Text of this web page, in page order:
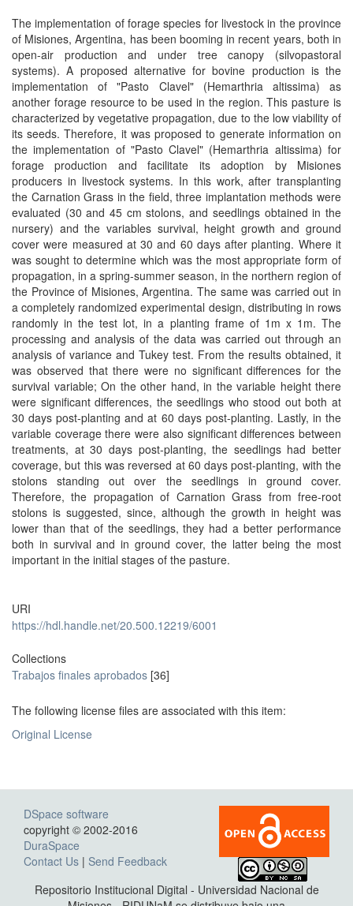
The implementation of forage species for livestock in the province
of Misiones, Argentina, has been booming in recent years, both in
open-air production and under tree canopy (silvopastoral
systems). A proposed alternative for bovine production is the
implementation of "Pasto Clavel" (Hemarthria altissima) as
another forage resource to be used in the region. This pasture is
characterized by vegetative propagation, due to the low viability of
its seeds. Therefore, it was proposed to generate information on
the implementation of "Pasto Clavel" (Hemarthria altissima) for
forage production and facilitate its adoption by Misiones
producers in livestock systems. In this work, after transplanting
the Carnation Grass in the field, three implantation methods were
evaluated (30 and 45 cm stolons, and seedlings obtained in the
nursery) and the variables survival, height growth and ground
cover were measured at 30 and 60 days after planting. Where it
was sought to determine which was the most appropriate form of
propagation, in a spring-summer season, in the northern region of
the Province of Misiones, Argentina. The same was carried out in
a completely randomized experimental design, distributing in rows
randomly in the test lot, in a planting frame of 1m x 1m. The
processing and analysis of the data was carried out through an
analysis of variance and Tukey test. From the results obtained, it
was observed that there were no significant differences for the
survival variable; On the other hand, in the variable height there
were significant differences, the seedlings who stood out both at
30 days post-planting and at 60 days post-planting. Lastly, in the
variable coverage there were also significant differences between
treatments, at 30 days post-planting, the seedlings had better
coverage, but this was reversed at 60 days post-planting, with the
stolons standing out over the seedlings in ground cover.
Therefore, the propagation of Carnation Grass from free-root
stolons is suggested, since, although the growth in height was
lower than that of the seedlings, they had a better performance
both in survival and in ground cover, the latter being the most
important in the initial stages of the pasture.
URI
https://hdl.handle.net/20.500.12219/6001
Collections
Trabajos finales aprobados [36]
The following license files are associated with this item:
Original License
DSpace software
copyright © 2002-2016
DuraSpace
Contact Us | Send Feedback
Repositorio Institucional Digital - Universidad Nacional de